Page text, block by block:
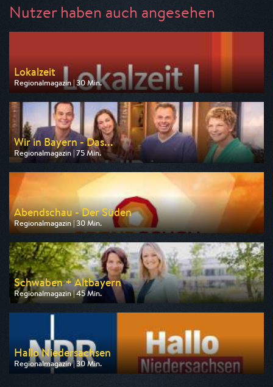
Nutzer haben auch angesehen
Lokalzeit
Regionalmagazin | 30 Min.
Ausgestrahlt von WDR
am 08.08.2026, 19:30
Wir in Bayern - Das...
Regionalmagazin | 75 Min.
Ausgestrahlt von BR
am 10.08.2026, 16:15
Abendschau - Der Süden
Regionalmagazin | 30 Min.
Ausgestrahlt von BR
am 10.08.2026, 17:30
Schwaben + Altbayern
Regionalmagazin | 45 Min.
Ausgestrahlt von BR
am 09.08.2026, 17:45
Hallo Niedersachsen
Regionalmagazin | 30 Min.
Ausgestrahlt von NDR